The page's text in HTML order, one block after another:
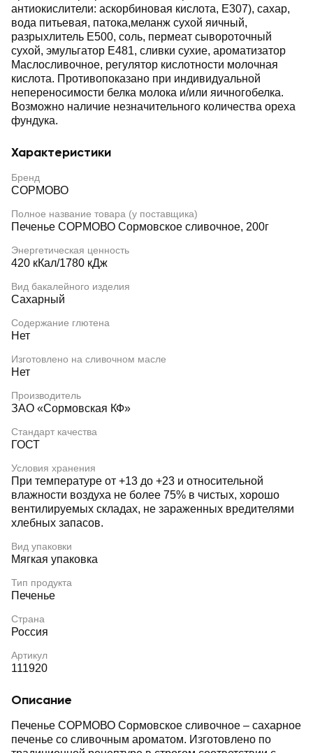
антиокислители: аскорбиновая кислота, E307), сахар,
вода питьевая, патока,меланж сухой яичный,
разрыхлитель E500, соль, пермеат сывороточный
сухой, эмульгатор E481, сливки сухие, ароматизатор
Маслосливочное, регулятор кислотности молочная
кислота. Противопоказано при индивидуальной
непереносимости белка молока и/или яичногобелка.
Возможно наличие незначительного количества ореха
фундука.
Характеристики
Бренд
СОРМОВО
Полное название товара (у поставщика)
Печенье СОРМОВО Сормовское сливочное, 200г
Энергетическая ценность
420 кКал/1780 кДж
Вид бакалейного изделия
Сахарный
Содержание глютена
Нет
Изготовлено на сливочном масле
Нет
Производитель
ЗАО «Сормовская КФ»
Стандарт качества
ГОСТ
Условия хранения
При температуре от +13 до +23 и относительной
влажности воздуха не более 75% в чистых, хорошо
вентилируемых складах, не зараженных вредителями
хлебных запасов.
Вид упаковки
Мягкая упаковка
Тип продукта
Печенье
Страна
Россия
Артикул
111920
Описание
Печенье СОРМОВО Сормовское сливочное – сахарное
печенье со сливочным ароматом. Изготовлено по